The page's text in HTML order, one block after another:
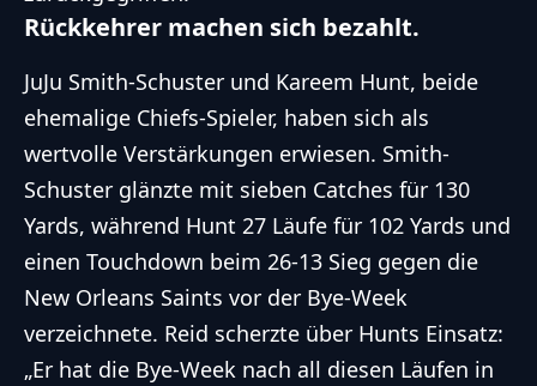
Rückkehrer machen sich bezahlt.
JuJu Smith-Schuster und Kareem Hunt, beide
ehemalige Chiefs-Spieler, haben sich als
wertvolle Verstärkungen erwiesen. Smith-
Schuster glänzte mit sieben Catches für 130
Yards, während Hunt 27 Läufe für 102 Yards und
einen Touchdown beim 26-13 Sieg gegen die
New Orleans Saints vor der Bye-Week
verzeichnete. Reid scherzte über Hunts Einsatz:
„Er hat die Bye-Week nach all diesen Läufen in